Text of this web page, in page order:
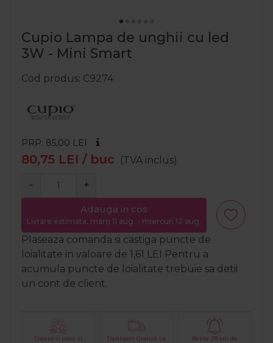
Cupio Lampa de unghii cu led
3W - Mini Smart
Cod produs C9274
PRP: 85,00 LEI
80,75 LEI / buc (TVA inclus)
− +
Adauga in cos
Livrare estimata: marți 11 aug. - miercuri 12 aug.
Plaseaza comanda si castiga puncte de
loialitate in valoare de 1,61 LEI Pentru a
acumula puncte de loialitate trebuie sa detii
un cont de client.
Creaza-ti cont si
Transport Gratuit La
Peste 29 ani de